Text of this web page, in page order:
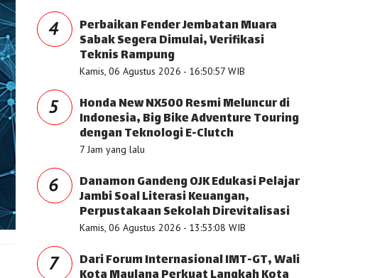
4 Perbaikan Fender Jembatan Muara
Sabak Segera Dimulai, Verifikasi
Teknis Rampung
Kamis, 06 Agustus 2026 - 16:50:57 WIB
5 Honda New NX500 Resmi Meluncur di
Indonesia, Big Bike Adventure Touring
dengan Teknologi E-Clutch
7 Jam yang lalu
6 Danamon Gandeng OJK Edukasi Pelajar
Jambi Soal Literasi Keuangan,
Perpustakaan Sekolah Direvitalisasi
Kamis, 06 Agustus 2026 - 13:53:08 WIB
7 Dari Forum Internasional IMT-GT, Wali